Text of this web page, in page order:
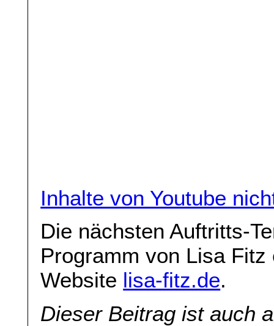
Inhalte von Youtube
Die nächsten Auftritts-
Programm von Lisa
Website lisa-fitz.de.
Dieser Beitrag ist auch